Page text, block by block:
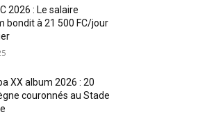
2026 : Le salaire
bondit à 21 500 FC/jour
XX album 2026 : 20
couronnés au Stade